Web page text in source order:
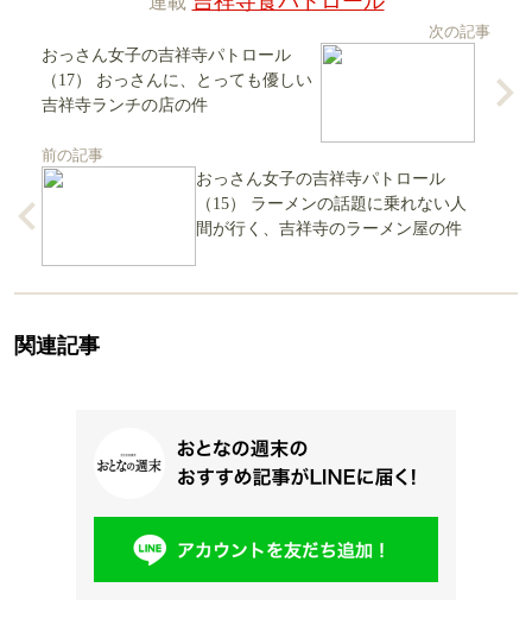
次の記事
おっさん女子の吉祥寺パトロール
（17） おっさんに、とっても優しい
吉祥寺ランチの店の件
前の記事
おっさん女子の吉祥寺パトロール
（15） ラーメンの話題に乗れない人
間が行く、吉祥寺のラーメン屋の件
関連記事